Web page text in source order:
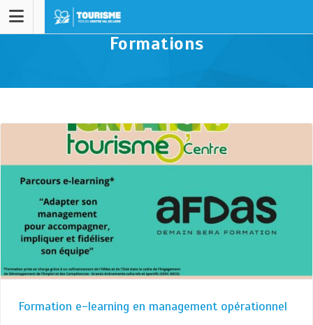
Formations
Formation e-learning en management opérationnel